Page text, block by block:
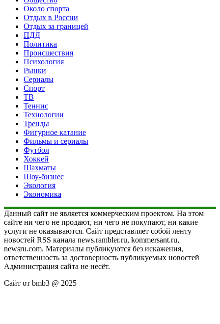
Около спорта
Отдых в России
Отдых за границей
ПДД
Политика
Происшествия
Психология
Рынки
Сериалы
Спорт
ТВ
Теннис
Технологии
Тренды
Фигурное катание
Фильмы и сериалы
Футбол
Хоккей
Шахматы
Шоу-бизнес
Экология
Экономика
Данный сайт не является коммерческим проектом. На этом
сайте ни чего не продают, ни чего не покупают, ни какие
услуги не оказываются. Сайт представляет собой ленту
новостей RSS канала news.rambler.ru, kommersant.ru,
newsru.com. Материалы публикуются без искажения,
ответственность за достоверность публикуемых новостей
Администрация сайта не несёт.
Сайт от bmb3 @ 2025